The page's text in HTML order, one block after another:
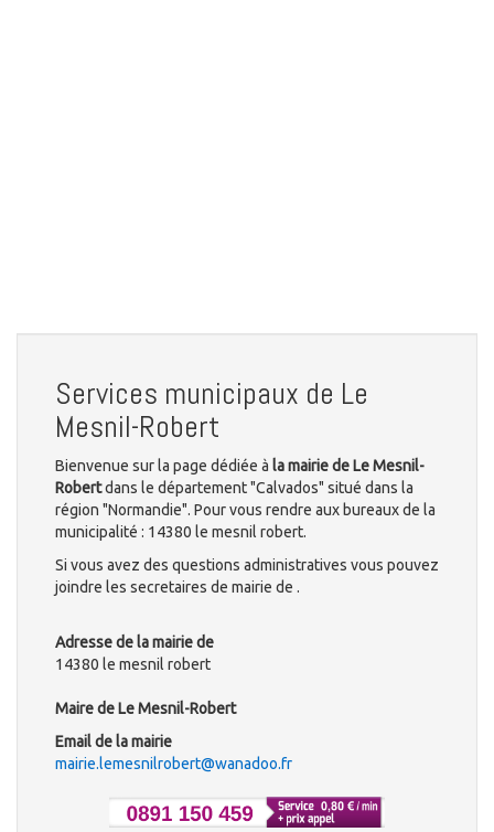
Services municipaux de Le
Mesnil-Robert
Bienvenue sur la page dédiée à la mairie de Le Mesnil-
Robertdans le département "Calvados" situé dans la
région "Normandie". Pour vous rendre aux bureaux de la
municipalité : 14380 le mesnil robert.
Si vous avez des questions administratives vous pouvez
joindre les secretaires de mairie de .
Adresse de la mairie de
14380 le mesnil robert
Maire de Le Mesnil-Robert
Email de la mairie
mairie.lemesnilrobert@wanadoo.fr